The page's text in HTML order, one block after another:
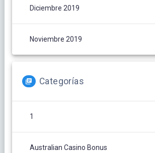
Diciembre 2019
Noviembre 2019
Categorías
1
Australian Casino Bonus